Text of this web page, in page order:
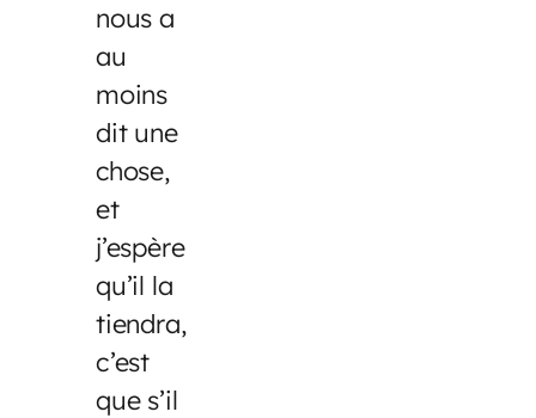
nous a
au
moins
dit une
chose,
et
j’espère
qu’il la
tiendra,
c’est
que s’il